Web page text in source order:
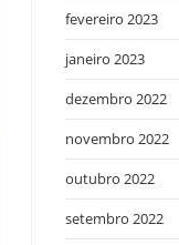
fevereiro 2023
janeiro 2023
dezembro 2022
novembro 2022
outubro 2022
setembro 2022